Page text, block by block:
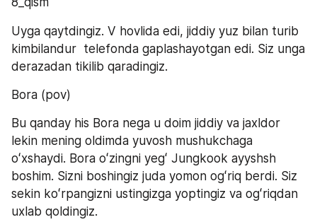
Uyga qaytdingiz. V hovlida edi, jiddiy yuz bilan turib
kimbilandur  telefonda gaplashayotgan edi. Siz unga
derazadan tikilib qaradingiz.
Bora (pov)
Bu qanday his Bora nega u doim jiddiy va jaxldor
lekin mening oldimda yuvosh mushukchaga
oʻxshaydi. Bora oʻzingni yegʻ Jungkook ayyshsh
boshim. Sizni boshingiz juda yomon ogʻriq berdi. Siz
sekin koʻrpangizni ustingizga yoptingiz va ogʻriqdan
uxlab qoldingiz.